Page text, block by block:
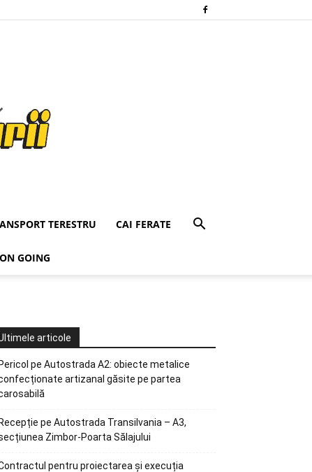
TERESTRU CAI FERATE
GOING
articole
Pericol pe Autostrada A2: obiecte metalice
artizanal găsite pe partea
Recepție pe Autostrada Transilvania – A3,
Zimbor-Poarta Sălajului
pentru proiectarea și execuția